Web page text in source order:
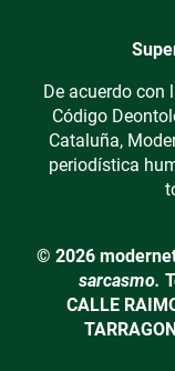
De acuerdo con
Código
Cataluña,
periodística
© 2026
sarcasmo.
CALLE